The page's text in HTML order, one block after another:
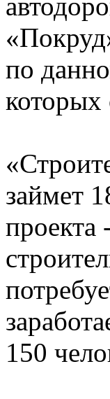
по
которых
займет
150